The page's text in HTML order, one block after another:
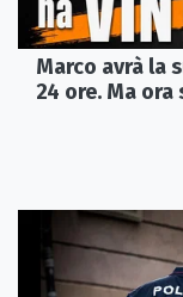
Marco avrà la
24 ore. Ma